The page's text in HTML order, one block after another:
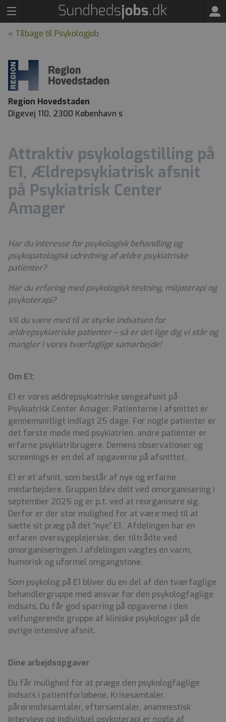
« Tilbage til Psykologjob
Region Hovedstaden
Digevej 110, 2300 København s
Attraktiv psykologstilling på
E1, Ældrepsykiatrisk afsnit
på Psykiatrisk Center
Amager
Har du interesse for psykologisk behandling og
psykopatologisk udredning af ældre psykiatriske
patienter?
Har du erfaring med psykologisk testning, miljøterapi og
psykoterapi?
Vil du være med til at styrke indsatsen for
ældrepsykiatriske patienter – så er det lige dig vi står og
mangler i vores tværfaglige samarbejde!
Om E1:
E1 er vores ældrepsykiatriske sengeafsnit på
Psykiatrisk Center Amager. Patienterne i afsnittet er
gennemsnitligt indlagt 25 dage. For nogle patienter er
det første møde med psykiatrien, andre patienter er
erfarne psykiatribrugere. Demens observationer og
screenings er en del af opgaverne på afsnittet.
E1 er et afsnit, som består af nye og erfarne
medarbejdere. Gruppen blev delt ved omorganisering i
september 2025 og er p.t. ved at reorganisere sig.
Derfor er der stor mulighed for at være med til at
sætte sit præg på det ”nye” E1. Afdelingen har en
erfaren oversygeplejerske, der tiltrådte ved
omorganiseringen. I afdelingen vægtes en varm,
humorisk og uformel omgangstone.
Som psykolog på E1 bliver du en del af den tværfaglige
behandlergruppe med ansvar for den psykologfaglige
indsats. Du får god sparring på opgaverne i den
velfungerende gruppe af kliniske psykologer på de
øvrige intensive afsnit.
Dine arbejdsopgaver
Du får mulighed for at præge den psykologfaglige
indsats i patientforløbene. Krisesamtaler,
pårørendesamtaler, eftersamtaler, anamnestisk
interview og individuel psykoterapi er nogle af